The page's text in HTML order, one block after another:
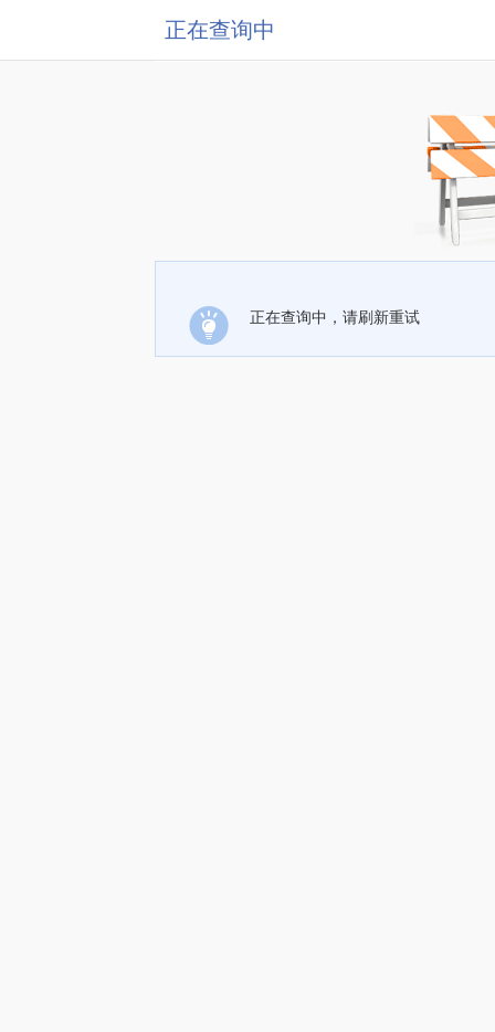
正在查询中
正在查询中，请刷新重试